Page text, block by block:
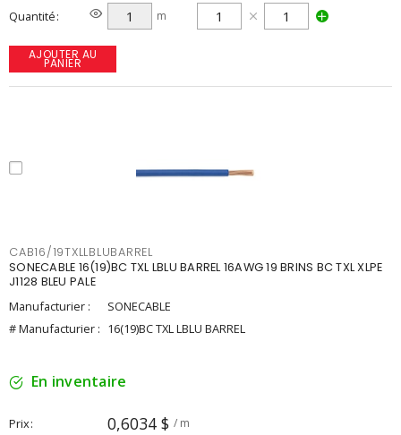
Quantité m
AJOUTER AU
PANIER
CAB16/19TXLLBLUBARREL
SONECABLE 16(19)BC TXL LBLU BARREL 16AWG 19 BRINS BC TXL XLPE
J1128 BLEU PALE
Manufacturier :
SONECABLE
# Manufacturier : 16(19)BC TXL LBLU BARREL
En inventaire
Prix 0,6034 $ / m